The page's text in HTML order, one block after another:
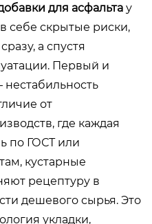
для асфальта у
себе скрытые риски,
а спустя
Первый и
от
где каждая
по ГОСТ или
кустарные
рецептуру в
дешевого сырья. Это
укладки,